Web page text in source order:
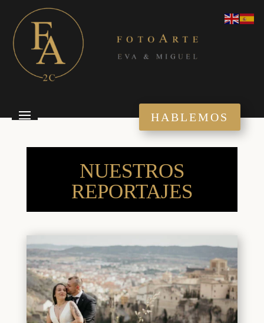
HABLEMOS
NUESTROS
REPORTAJES